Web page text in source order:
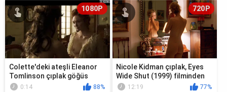
1080P
Colette'deki ateşli Eleanor
Tomlinson çıplak göğüs
sahnesi
0:14
88%
720P
Nicole Kidman çıplak, Eyes
Wide Shut (1999) filminden
seks sahnesi
12:19
77%